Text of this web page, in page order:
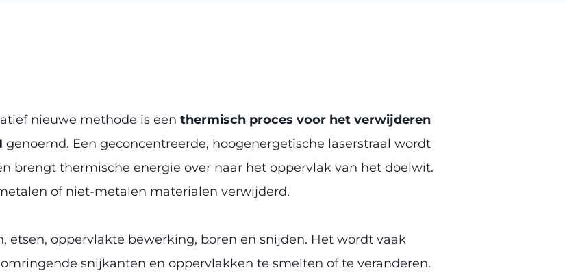
nieuwe methode is een thermisch proces voor het verwijderen
genoemd. Een geconcentreerde, hoogenergetische laserstraal wordt
brengt thermische energie over naar het oppervlak van het doelwit.
of niet-metalen materialen verwijderd.
etsen, oppervlakte bewerking, boren en snijden. Het wordt vaak
snijkanten en oppervlakken te smelten of te veranderen.